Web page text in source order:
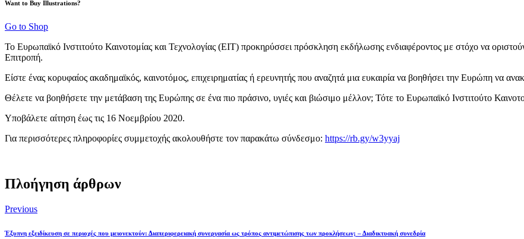
Want to Buy Illustrations?
Go to Shop
Το Ευρωπαϊκό Ινστιτούτο Καινοτομίας και Τεχνολογίας (ΕΙΤ) προκηρύσσει πρόσκληση εκδήλωσης ενδιαφέροντος με στόχο να
Επιτροπή.
Είστε ένας κορυφαίος ακαδημαϊκός, καινοτόμος, επιχειρηματίας ή ερευνητής που αναζητά μια ευκαιρία να βοηθήσει την Ευρώπη να
Θέλετε να βοηθήσετε την μετάβαση της Ευρώπης σε ένα πιο πράσινο, υγιές και βιώσιμο μέλλον; Τότε το Ευρωπαϊκό Ινστιτούτο
Υποβάλετε αίτηση έως τις 16 Νοεμβρίου 2020.
Για περισσότερες πληροφορίες συμμετοχής ακολουθήστε τον παρακάτω σύνδεσμο: https://rb.gy/w3yyaj
Πλοήγηση άρθρων
Previous
Έξυπνη εξειδίκευση σε περιοχές που μειονεκτούν: Διαπεριφερειακή συνεργασία ως τρόπος αντιμετώπισης των προκλήσεων; – Διαδικτυακή συνεδρία